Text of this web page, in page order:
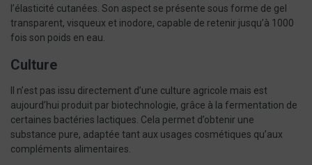
l’élasticité cutanées. Son aspect se présente sous forme de gel
transparent, visqueux et inodore, capable de retenir jusqu’à 1000
fois son poids en eau.
Culture
Il n’est pas issu directement d’une culture agricole mais est
aujourd’hui produit par biotechnologie, grâce à la fermentation de
certaines bactéries lactiques. Cela permet d’obtenir une
substance pure, adaptée tant aux usages cosmétiques qu’aux
compléments alimentaires.